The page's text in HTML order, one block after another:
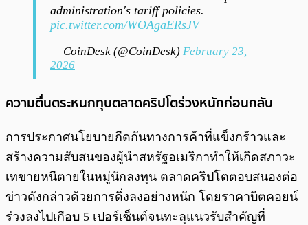
administration's tariff policies.
pic.twitter.com/WOAgaERsJV
— CoinDesk (@CoinDesk) February 23,
2026
ความตื่นตระหนกทุบตลาดคริปโตร่วงหนักก่อนกลับ
การประกาศนโยบายกีดกันทางการค้าที่แข็งกร้าวและ
สร้างความสับสนของผู้นำสหรัฐอเมริกาทำให้เกิดสภาวะ
เทขายหนีตายในหมู่นักลงทุน ตลาดคริปโตตอบสนองต่อ
ข่าวดังกล่าวด้วยการดิ่งลงอย่างหนัก โดยราคาบิตคอยน์
ร่วงลงไปเกือบ 5 เปอร์เซ็นต์จนทะลุแนวรับสำคัญที่